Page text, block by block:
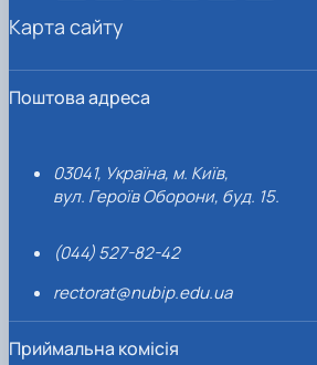
Поштова адреса
03041, Україна, м. Київ,
вул. Героїв Оборони, буд. 15.
(044) 527-82-42
rectorat@nubip.edu.ua
Приймальна комісія
Карта сайту